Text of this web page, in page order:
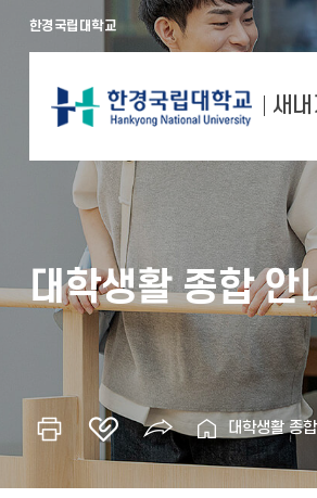
한경국립대학교
새
대학생활 종합 안
대학생활 종